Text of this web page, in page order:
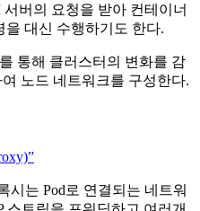
버의 요청을 받아 컨테이너
대신 수행하기도 한다.
통해 클러스터의 변화를 감
노드 네트워크를 구성한다.
시는 Pod로 연결되는 네트워